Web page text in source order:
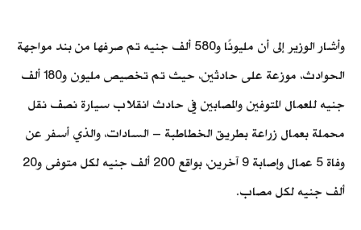
وأشار الوزير إلى أن مليونًا و580 ألف جنيه تم صرفها من بند مواجهة
الحوادث، موزعة على حادثين، حيث تم تخصيص مليون و180 ألف
جنيه للعمال المتوفين والمصابين في حادث انقلاب سيارة نصف نقل
محملة بعمال زراعة بطريق الخطاطبة – السادات، والذي أسفر عن
وفاة 5 عمال وإصابة 9 آخرين، بواقع 200 ألف جنيه لكل متوفى و20
ألف جنيه لكل مصاب.